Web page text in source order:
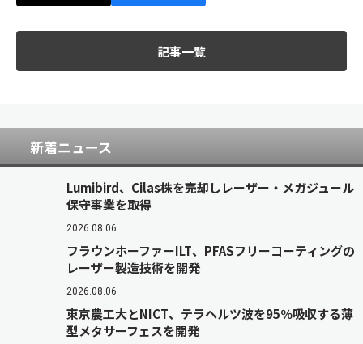
記事一覧
新着ニュース
Lumibird、Cilas株を売却しレーザー・メガジュール
保守事業を取得
2026.08.06
フラウンホーファーILT、PFASフリーコーティングの
レーザー製造技術を開発
2026.08.06
東京農工大とNICT、テラヘルツ波を95％吸収する薄
型メタサーフェスを開発